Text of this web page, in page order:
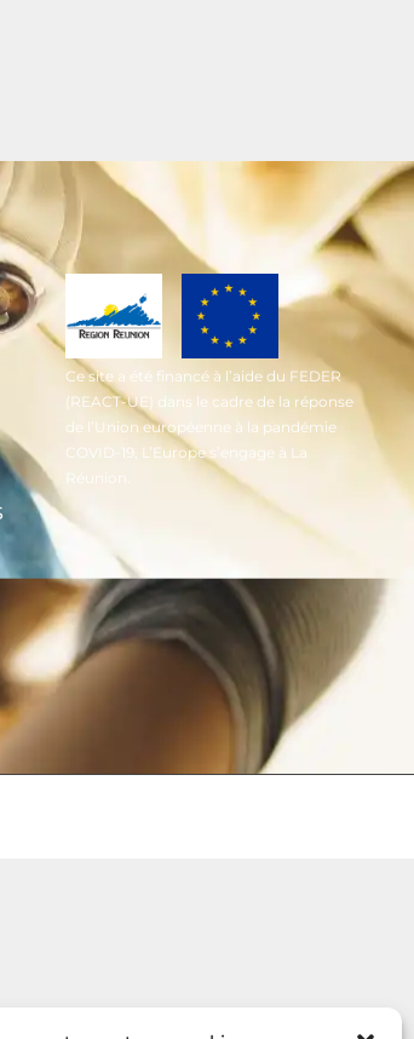
Ce site a été financé à l’aide du FEDER
(REACT-UE) dans le cadre de la réponse
de l’Union européenne à la pandémie
COVID-19, L’Europe s’engage à La
Réunion.